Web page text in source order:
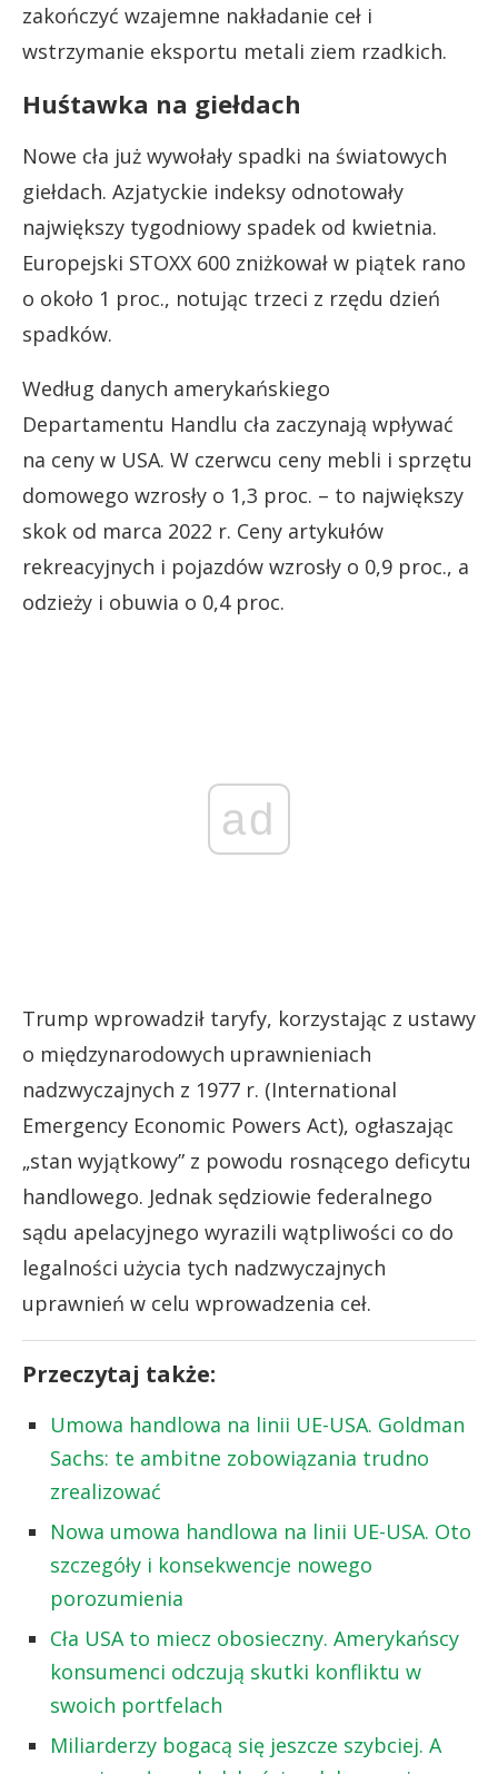
zakończyć wzajemne nakładanie ceł i
wstrzymanie eksportu metali ziem rzadkich.
Huśtawka na giełdach
Nowe cła już wywołały spadki na światowych
giełdach. Azjatyckie indeksy odnotowały
największy tygodniowy spadek od kwietnia.
Europejski STOXX 600 zniżkował w piątek rano
o około 1 proc., notując trzeci z rzędu dzień
spadków.
Według danych amerykańskiego
Departamentu Handlu cła zaczynają wpływać
na ceny w USA. W czerwcu ceny mebli i sprzętu
domowego wzrosły o 1,3 proc. – to największy
skok od marca 2022 r. Ceny artykułów
rekreacyjnych i pojazdów wzrosły o 0,9 proc., a
odzieży i obuwia o 0,4 proc.
ad
Trump wprowadził taryfy, korzystając z ustawy
o międzynarodowych uprawnieniach
nadzwyczajnych z 1977 r. (International
Emergency Economic Powers Act), ogłaszając
„stan wyjątkowy” z powodu rosnącego deficytu
handlowego. Jednak sędziowie federalnego
sądu apelacyjnego wyrazili wątpliwości co do
legalności użycia tych nadzwyczajnych
uprawnień w celu wprowadzenia ceł.
Przeczytaj także:
Umowa handlowa na linii UE-USA. Goldman
Sachs: te ambitne zobowiązania trudno
zrealizować
Nowa umowa handlowa na linii UE-USA. Oto
szczegóły i konsekwencje nowego
porozumienia
Cła USA to miecz obosieczny. Amerykańscy
konsumenci odczują skutki konfliktu w
swoich portfelach
Miliarderzy bogacą się jeszcze szybciej. A